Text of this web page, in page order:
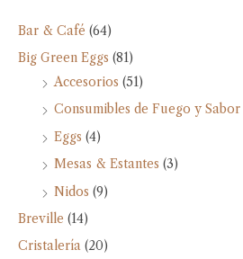
Bar & Café (64)
Big Green Eggs (81)
Accesorios (51)
Consumibles de Fuego y Sabor
Eggs (4)
Mesas & Estantes (3)
Nidos (9)
Breville (14)
Cristalería (20)